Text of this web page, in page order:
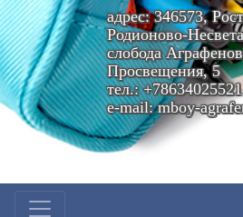
адрес: 346573,
Родионово-
слобода
Просвещения, 5
тел.: +78634025521
e-mail: mboy-